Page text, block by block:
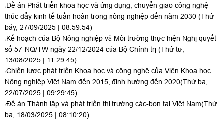
Đề án Phát triển khoa học và ứng dụng, chuyển giao công nghệ
thúc đẩy kinh tế tuần hoàn trong nông nghiệp đến năm 2030 (Thứ
bảy, 27/09/2025 | 08:59:54)
Kế hoạch của Bộ Nông nghiệp và Môi trường thực hiện Nghị quyết
số 57-NQ/TW ngày 22/12/2024 của Bộ Chính trị (Thứ tư,
13/08/2025 | 11:29:45)
Chiến lược phát triển Khoa học và công nghệ của Viện Khoa học
Nông nghiệp Việt Nam đến 2015, định hướng đến 2020(Thứ ba,
22/07/2025 | 09:29:45)
Đề án Thành lập và phát triển thị trường các-bon tại Việt Nam(Thứ
ba, 18/03/2025 | 08:10:20)